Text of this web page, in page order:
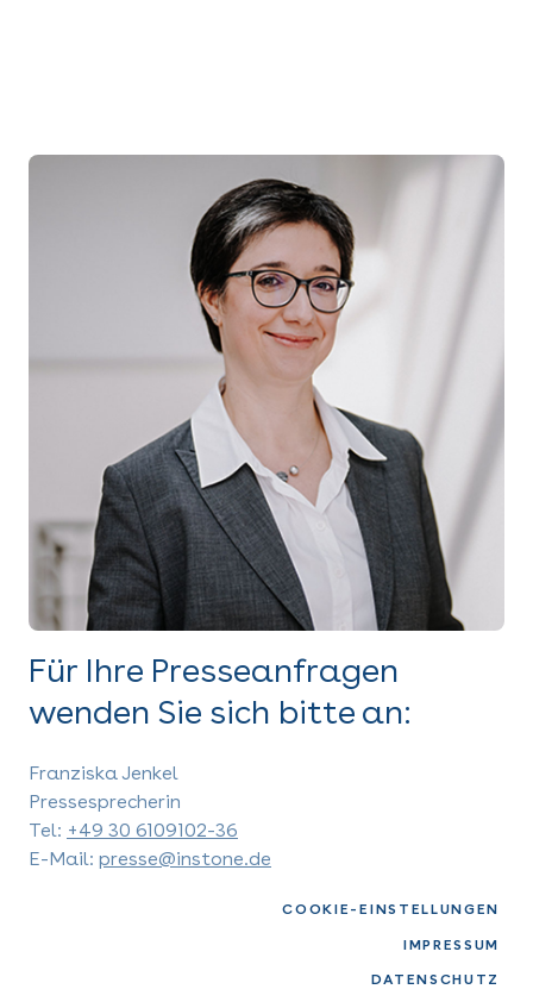
Für Ihre Presseanfragen
wenden Sie sich bitte an:
Franziska Jenkel
Pressesprecherin
Tel: +49 30 6109102-36
E-Mail: presse@instone.de
COOKIE-EINSTELLUNGEN
IMPRESSUM
DATENSCHUTZ